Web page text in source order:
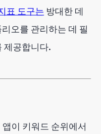
표 도구는 방대한 데
오를 관리하는 데 필
제공합니다.
이 키워드 순위에서